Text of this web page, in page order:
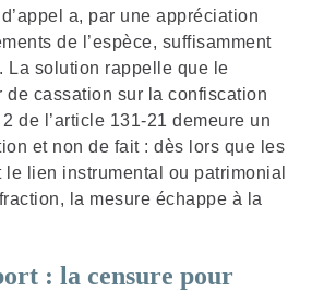
a, par une appréciation
de l’espèce, suffisamment
La solution rappelle que le
de cassation sur la confiscation
de l’article 131-21 demeure un
et non de fait : dès lors que les
lien instrumental ou patrimonial
la mesure échappe à la
: la censure pour